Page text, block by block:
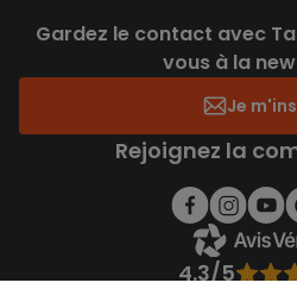
Gardez le contact avec
vous à la
Je
Rejoignez la
4.3/5